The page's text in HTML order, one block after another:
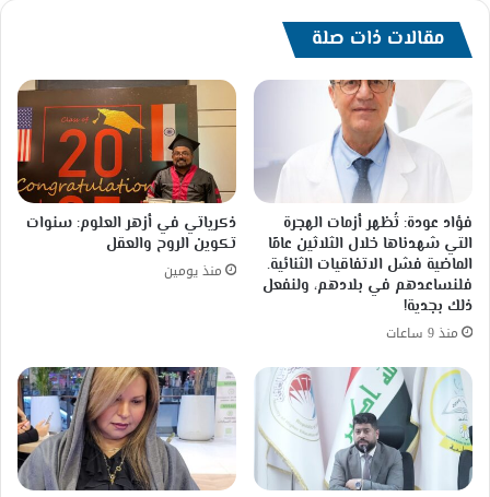
مقالات ذات صلة
فؤاد عودة: تُظهر أزمات الهجرة
التي شهدناها خلال الثلاثين عامًا
الماضية فشل الاتفاقيات الثنائية.
فلنساعدهم في بلادهم، ولنفعل
ذلك بجدية!
منذ 9 ساعات
ذكرياتي في أزهر العلوم: سنوات
تكوين الروح والعقل
منذ يومين